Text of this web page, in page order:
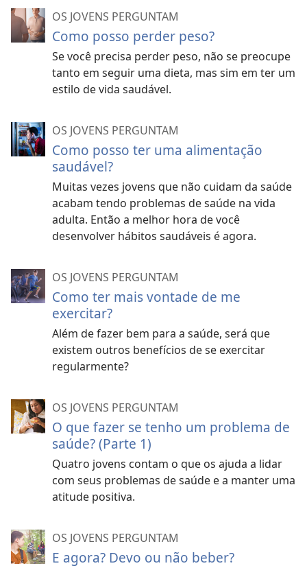
OS JOVENS PERGUNTAM
Como posso perder peso?
Se você precisa perder peso, não se preocupe
tanto em seguir uma dieta, mas sim em ter um
estilo de vida saudável.
OS JOVENS PERGUNTAM
Como posso ter uma alimentação
saudável?
Muitas vezes jovens que não cuidam da saúde
acabam tendo problemas de saúde na vida
adulta. Então a melhor hora de você
desenvolver hábitos saudáveis é agora.
OS JOVENS PERGUNTAM
Como ter mais vontade de me
exercitar?
Além de fazer bem para a saúde, será que
existem outros benefícios de se exercitar
regularmente?
OS JOVENS PERGUNTAM
O que fazer se tenho um problema de
saúde? (Parte 1)
Quatro jovens contam o que os ajuda a lidar
com seus problemas de saúde e a manter uma
atitude positiva.
OS JOVENS PERGUNTAM
E agora? Devo ou não beber?